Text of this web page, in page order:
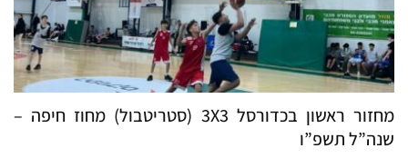
מחזור ראשון בכדורסל 3X3 (סטריטבול) מחוז חיפה –
שנה”ל תשפ”ו